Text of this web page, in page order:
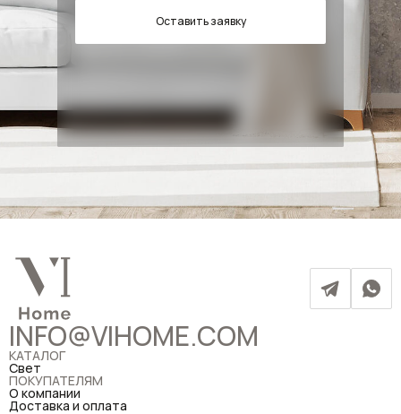
Оставить заявку
INFO@VIHOME.COM
КАТАЛОГ
Свет
ПОКУПАТЕЛЯМ
О компании
Доставка и оплата